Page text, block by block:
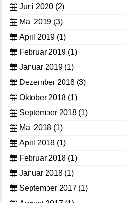
Juni 2020 (2)
Mai 2019 (3)
April 2019 (1)
Februar 2019 (1)
Januar 2019 (1)
Dezember 2018 (3)
Oktober 2018 (1)
September 2018 (1)
Mai 2018 (1)
April 2018 (1)
Februar 2018 (1)
Januar 2018 (1)
September 2017 (1)